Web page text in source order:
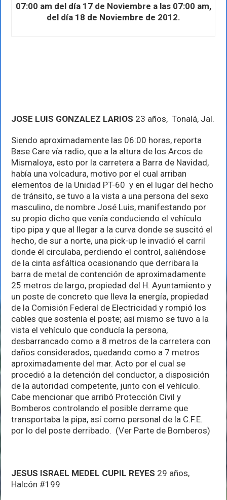
07:00 am del día 17 de Noviembre a las 07:00 am,
del día 18 de Noviembre de 2012.
JOSE LUIS GONZALEZ LARIOS 23 años, Tonalá, Jal.
Siendo aproximadamente las 06:00 horas, reporta
Base Care vía radio, que a la altura de los Arcos de
Mismaloya, esto por la carretera a Barra de Navidad,
había una volcadura, motivo por el cual arriban
elementos de la Unidad PT-60 y en el lugar del hecho
de tránsito, se tuvo a la vista a una persona del sexo
masculino, de nombre José Luis, manifestando por
su propio dicho que venía conduciendo el vehículo
tipo pipa y que al llegar a la curva donde se suscitó el
hecho, de sur a norte, una pick-up le invadió el carril
donde él circulaba, perdiendo el control, saliéndose
de la cinta asfáltica ocasionando que derribara la
barra de metal de contención de aproximadamente
25 metros de largo, propiedad del H. Ayuntamiento y
un poste de concreto que lleva la energía, propiedad
de la Comisión Federal de Electricidad y rompió los
cables que sostenía el poste; así mismo se tuvo a la
vista el vehículo que conducía la persona,
desbarrancado como a 8 metros de la carretera con
daños considerados, quedando como a 7 metros
aproximadamente del mar. Acto por el cual se
procedió a la detención del conductor, a disposición
de la autoridad competente, junto con el vehículo.
Cabe mencionar que arribó Protección Civil y
Bomberos controlando el posible derrame que
transportaba la pipa, así como personal de la C.F.E.
por lo del poste derribado. (Ver Parte de Bomberos)
JESUS ISRAEL MEDEL CUPIL REYES 29 años,
Halcón #199